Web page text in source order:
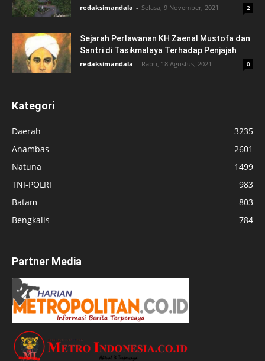
redaksimandala - Selasa, 9 November, 2021 2
Sejarah Perlawanan KH Zaenal Mustofa dan
Santri di Tasikmalaya Terhadap Penjajah
redaksimandala - Rabu, 18 Agustus, 2021 0
Kategori
Daerah
3235
Anambas
2601
Natuna
1499
TNI-POLRI
983
Batam
803
Bengkalis
784
Partner Media